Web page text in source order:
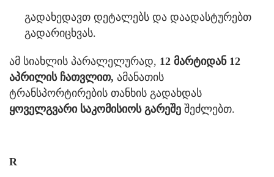
გადახედავთ დეტალებს და დაადასტურებთ
გადარიცხვას.
ამ სიახლის პარალელურად, 12 მარტიდან 12
აპრილის ჩათვლით, ამანათის
ტრანსპორტირების თანხის გადახდას
ყოველგვარი საკომისიოს გარეშე შეძლებთ.
R